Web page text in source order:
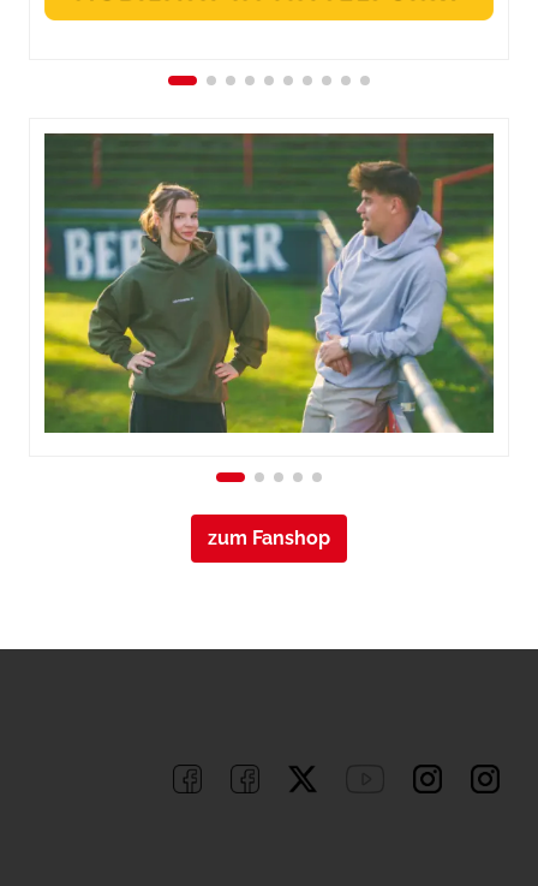
zum Fanshop